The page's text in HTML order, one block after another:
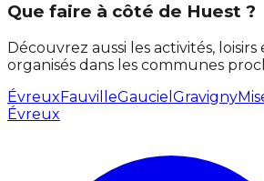
Que faire à côté de Huest ?
Découvrez aussi les activités,
organisés dans les communes
ÉvreuxFauvilleGauciel Gravigny
Évreux